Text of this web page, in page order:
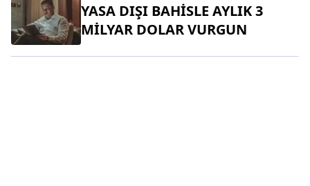
YASA DIŞI BAHİSLE AYLIK 3
MİLYAR DOLAR VURGUN